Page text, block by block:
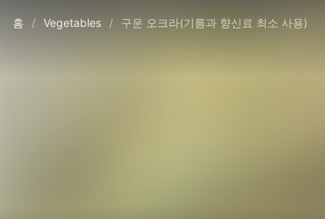
홈 / Vegetables / 구운 오크라(기름과 향신료 최소 사용)